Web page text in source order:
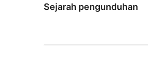
Sejarah pengunduhan